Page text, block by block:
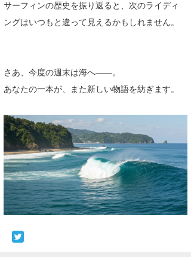
サーフィンの歴史を振り返ると、次のライディ
ングはいつもと違って見えるかもしれません。
さあ、今度の週末は海へ――。
あなたの一本が、また新しい物語を紡ぎます。